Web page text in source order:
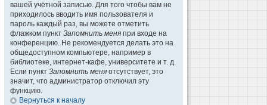
вашей учётной записью. Для того чтобы вам не
приходилось вводить имя пользователя и
пароль каждый раз, вы можете отметить
флажком пункт Запомнить меня при входе на
конференцию. Не рекомендуется делать это на
общедоступном компьютере, например в
библиотеке, интернет-кафе, университете и т. д.
Если пункт Запомнить меня отсутствует, это
значит, что администратор отключил эту
функцию.
Вернуться к началу